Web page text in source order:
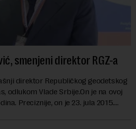
smenjeni direktor RGZ-a
direktor Republičkog geodetskog
odlukom Vlade Srbije.On je na ovoj
Preciznije, on je 23. jula 2015.